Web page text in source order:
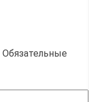
Обязательные